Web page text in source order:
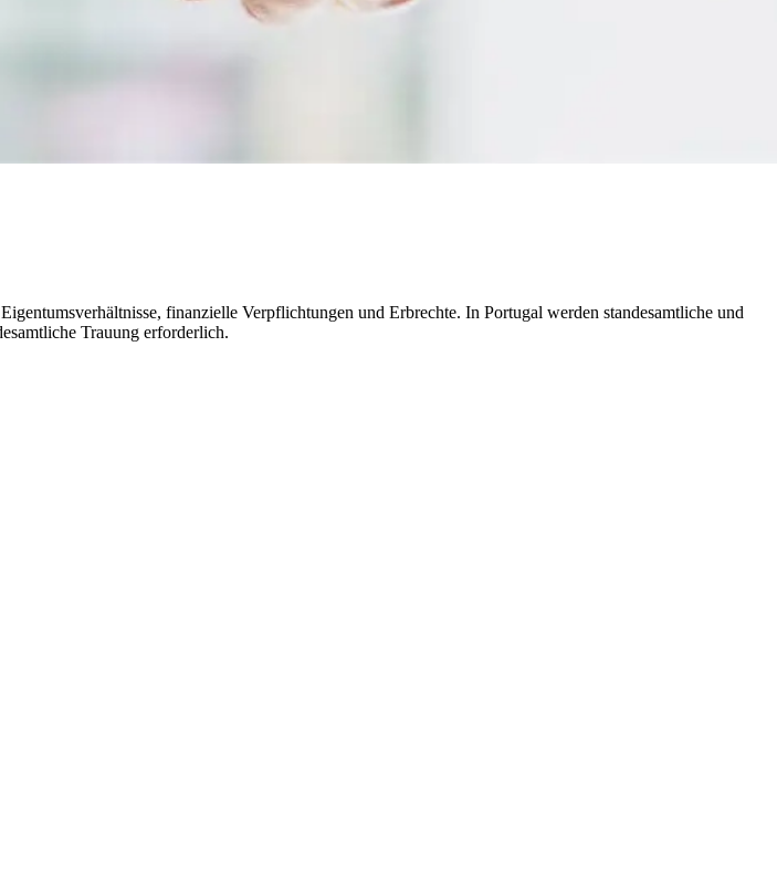
finanzielle Verpflichtungen und Erbrechte. In Portugal werden standesamtliche und
Trauung erforderlich.